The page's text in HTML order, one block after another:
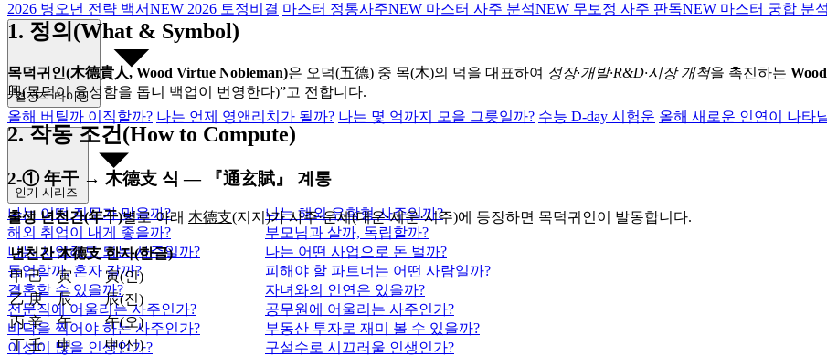
2026 병오년 전략 백서NEW 2026 토정비결 마스터 정통사주NEW 마스터 사주 분석NEW 무보정 사주 판독NEW 마스터 궁합 분석
결정적 타이밍
올해 버틸까 이직할까? 나는 언제 영앤리치가 될까? 나는 몇 억까지 모을 그릇일까? 수능 D-day 시험운 올해 새로운 인연이 나타
인기 시리즈
나는 어떤 직무가 맞을까?
나는 해외 유학형 사주일까?
해외 취업이 내게 좋을까?
부모님과 살까, 독립할까?
나는 사업해도 되는 사주일까?
나는 어떤 사업으로 돈 벌까?
동업할까, 혼자 갈까?
피해야 할 파트너는 어떤 사람일까?
결혼할 수 있을까?
자녀와의 인연은 있을까?
전문직에 어울리는 사주인가?
공무원에 어울리는 사주인가?
바닥을 찍어야 하는 사주인가?
부동산 투자로 재미 볼 수 있을까?
이성이 많을 인생인가?
구설수로 시끄러울 인생인가?
1. 정의(What & Symbol)
목덕귀인(木德貴人, Wood Virtue Nobleman)은 오덕(五德) 중 목(木)의 덕을 대표하여 성장·개발·R&D·시장 개척을 촉진하는
興(목덕이 융성함을 돕니 백업이 번영한다)”고 전합니다.
2. 작동 조건(How to Compute)
2‑① 年干 → 木德支 식 — 『通玄賦』 계통
출생 년천간(年干)별로 아래 木德支(지지)가 사주·운세(대운·세운·시주)에 등장하면 목덕귀인이 발동합니다.
년천간 木德支 한자(한글)
甲 己
寅
寅(인)
乙 庚
辰
辰(진)
丙 辛
午
午(오)
丁 壬
申
申(신)